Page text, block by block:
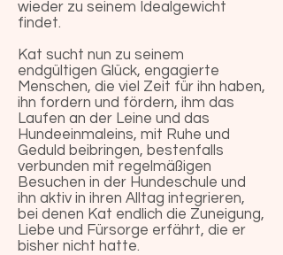
wieder zu seinem Idealgewicht
findet.
Kat sucht nun zu seinem
endgültigen Glück, engagierte
Menschen, die viel Zeit für ihn haben,
ihn fordern und fördern, ihm das
Laufen an der Leine und das
Hundeeinmaleins, mit Ruhe und
Geduld beibringen, bestenfalls
verbunden mit regelmäßigen
Besuchen in der Hundeschule und
ihn aktiv in ihren Alltag integrieren,
bei denen Kat endlich die Zuneigung,
Liebe und Fürsorge erfährt, die er
bisher nicht hatte.